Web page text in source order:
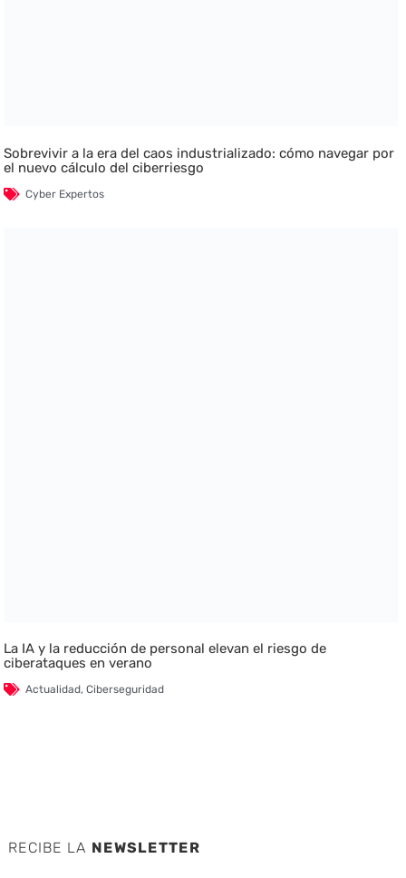
Sobrevivir a la era del caos industrializado: cómo navegar por
el nuevo cálculo del ciberriesgo
Cyber Expertos
La IA y la reducción de personal elevan el riesgo de
ciberataques en verano
Actualidad,Ciberseguridad
RECIBE LA NEWSLETTER